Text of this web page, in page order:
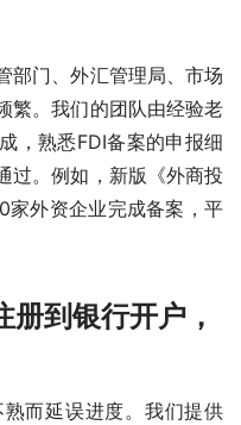
部门、外汇管理局、市场
繁。我们的团队由经验老
，熟悉FDI备案的申报细
过。例如，新版《外商投
家外资企业完成备案，平
到银行开户，
而延误进度。我们提供